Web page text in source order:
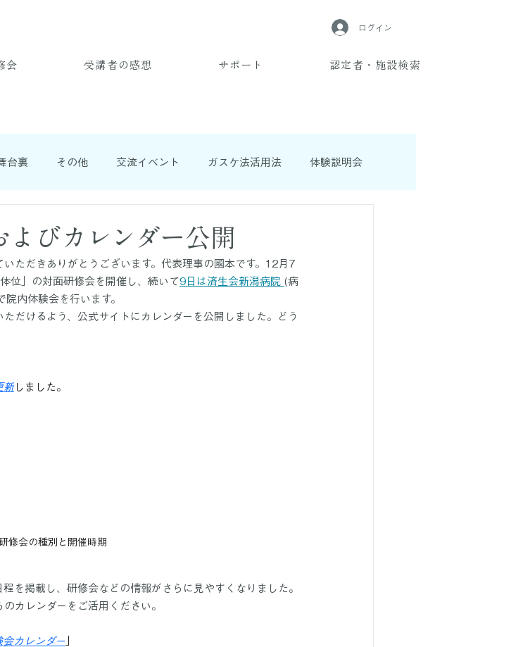
ログイン
会 受講者の感想 サポート 認定者・施設検索
台裏 その他 交流イベント ガスケ法活用法 体験説明会
びカレンダー公開
ただきありがとうございます。代表理事の國本です。12月7
位」の対面研修会を開催し、続いて9日は済生会新潟病院 (病
内体験会を行います。
だけるよう、公式サイトにカレンダーを公開しました。どう
新 しました。
修会の種別と開催時期
を掲載し、研修会などの情報がさらに見やすくなりました。
のカレンダーをご活用ください。
カレンダー